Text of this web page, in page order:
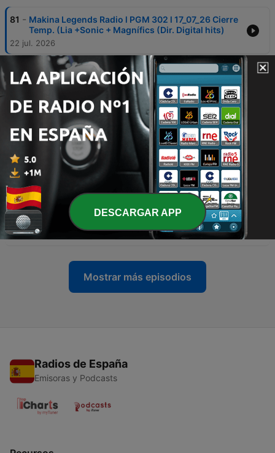
81 - Makina Legends Radio l PGM 302 l 17_07_26 Cierre
Temp. (Lia +Sonic + Magnífics (Dir. Digital hits)
22 jul. 2026
Makina Legends Radio l PGM 299 l 03_09_26 (la
previa al 300)
79 - Makina Legends Radio I PGM 297 I 190626 (Ruben
XXL + Davideck + El mes trallero + Nau)
22 jun. 2026
78 - Makina Legends Radio I PGM 296 I 120626 ( D-
VSTOR + Nau)
21 jun. 2026
77 - Makina Legends Radio I PGM 295 I 050626 ( David
Pastis + Moway + Juanma + Nau)
10 jun. 2026
Mostrar más episodios
Radios de España
Emisoras y Podcasts
DESCARGAR APP